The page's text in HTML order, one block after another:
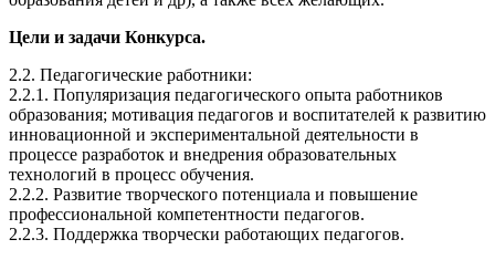
Цели и задачи Конкурса.
2.2. Педагогические работники:
2.2.1. Популяризация педагогического опыта работников
образования; мотивация педагогов и воспитателей к развитию
инновационной и экспериментальной деятельности в
процессе разработок и внедрения образовательных
технологий в процесс обучения.
2.2.2. Развитие творческого потенциала и повышение
профессиональной компетентности педагогов.
2.2.3. Поддержка творчески работающих педагогов.